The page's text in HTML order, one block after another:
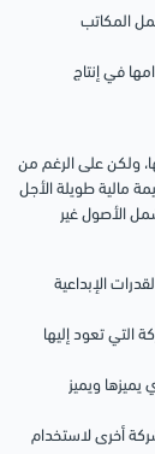
المكاتب
في إنتاج
ولكن على الرغم من
مالية طويلة الأجل
الأصول غير
الإبداعية
التي تعود إليها
ويميز
أخرى لاستخدام